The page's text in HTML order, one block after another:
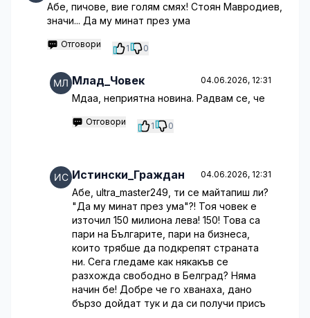
Абе, пичове, вие голям смях! Стоян Мавродиев,
значи... Да му минат през ума
Отговори 1 0
Млад_Човек 04.06.2026, 12:31
Мдаа, неприятна новина. Радвам се, че
Отговори 1 0
Истински_Граждан 04.06.2026, 12:31
Абе, ultra_master249, ти се майтапиш ли?
"Да му минат през ума"?! Тоя човек е
източил 150 милиона лева! 150! Това са
пари на Българите, пари на бизнеса,
които трябше да подкрепят страната
ни. Сега гледаме как някакъв се
разхожда свободно в Белград? Няма
начин бе! Добре че го хванаха, дано
бързо дойдат тук и да си получи присъ